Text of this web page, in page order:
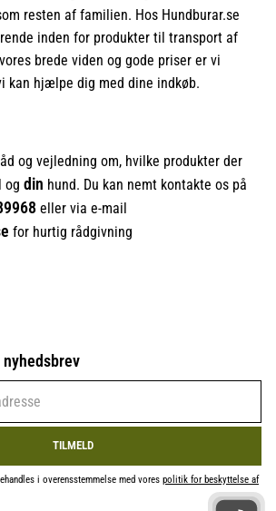
resten af familien. Hos Hundburar.se
inden for produkter til transport af
brede viden og gode priser er vi
kan hjælpe dig med dine indkøb.
og vejledning om, hvilke produkter der
og din hund. Du kan nemt kontakte os på
eller via e-mail
for hurtig rådgivning
TILMELD
i overensstemmelse med vores politik for beskyttelse af